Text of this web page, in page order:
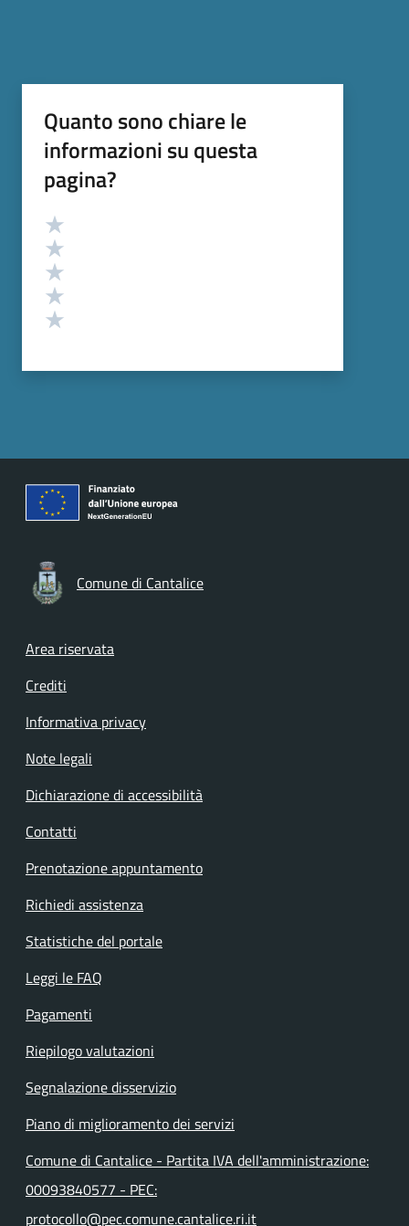
Quanto sono chiare le
informazioni su questa
pagina?
Valutazione
Comune di Cantalice
Footer menu
Area riservata
Crediti
Informativa privacy
Note legali
Dichiarazione di accessibilità
Contatti
Prenotazione appuntamento
Richiedi assistenza
Statistiche del portale
Leggi le FAQ
Pagamenti
Riepilogo valutazioni
Segnalazione disservizio
Piano di miglioramento dei servizi
Comune di Cantalice - Partita IVA dell'amministrazione:
00093840577 - PEC:
protocollo@pec.comune.cantalice.ri.it